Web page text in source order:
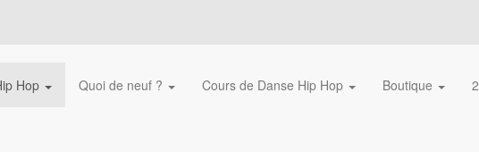
Hop Quoi de neuf ? Cours de Danse Hip Hop Boutique